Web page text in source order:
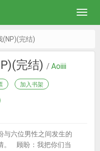
(NP)(完结)
完结) / Aoiiii
加入书架
与六位男性之间发生的
。 顾盼：我把你们当